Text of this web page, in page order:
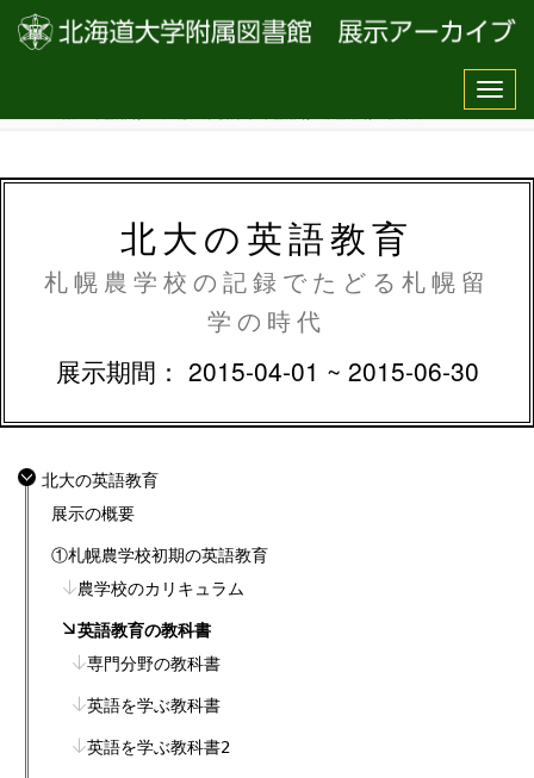
Toggle
北大の英語教育
札幌農学校の記録でたどる札幌留
学の時代
展示期間： 2015-04-01 ~ 2015-06-30
北大の英語教育
展示の概要
①札幌農学校初期の英語教育
農学校のカリキュラム
英語教育の教科書
専門分野の教科書
英語を学ぶ教科書
英語を学ぶ教科書2